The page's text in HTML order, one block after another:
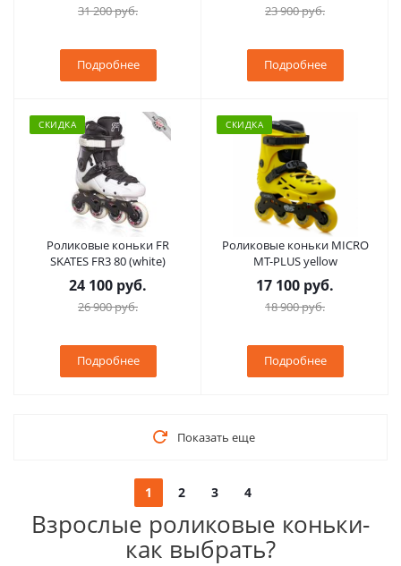
31 200 руб.
Подробнее
23 900 руб.
Подробнее
СКИДКА
Роликовые коньки FR
SKATES FR3 80 (white)
24 100 руб.
26 900 руб.
Подробнее
СКИДКА
Роликовые коньки MICRO
MT-PLUS yellow
17 100 руб.
18 900 руб.
Подробнее
Показать еще
1 2 3 4
Взрослые роликовые коньки-
как выбрать?